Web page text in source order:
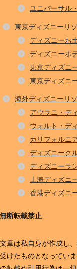
ユニバーサル
東京ディズニーリ
ディズニーお
ディズニーホ
東京ディズニ
東京ディズニ
海外ディズニーリ
アウラニ・デ
ウォルト・デ
カリフォルニ
ディズニーク
ディズニーラ
上海ディズニ
香港ディズニ
無断転載禁止
文章は私自身が作成し
受けたものとなってい